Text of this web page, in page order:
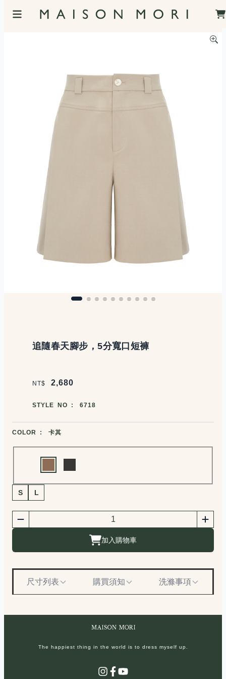
追隨春天腳步，5分寬口短褲
NT$ 2,680
商品編號
STYLE NO : 6718
商品顏色選擇
COLOR : 卡其
Choose a color
商品尺寸選擇
S L
商品購買數量
加入購物車
尺寸列表 購買須知 洗滌事項
The happiest thing in the world is to dress myself up.
Instagram
Facebook
YouTube